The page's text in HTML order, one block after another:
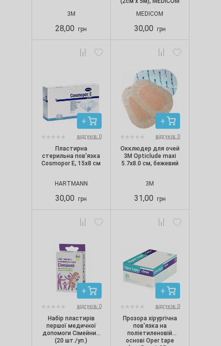
3М
28,00 грн
MEDICOM
30,00 грн
відгуків: 0
Пластирна
стерильна пов'язка
Cosmopor Е, 15х8 см
HARTMANN
30,00 грн
відгуків: 0
Окклюдер для очей
3M Opticlude maxi
5.7х8.0 см, бежевий
3М
31,00 грн
відгуків: 0
Набір пластирів
першої медичної
допомоги Сімейний
(20 шт./уп.)
відгуків: 0
Прозора хірургічна
пов'язка на
поліетиленовій
основі Oper tape